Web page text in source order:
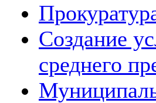
Создание
среднего